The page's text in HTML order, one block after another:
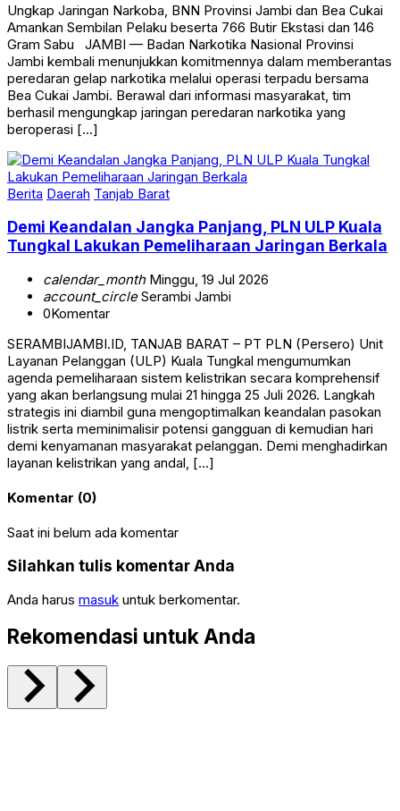
Ungkap Jaringan Narkoba, BNN Provinsi Jambi dan Bea Cukai
Amankan Sembilan Pelaku beserta 766 Butir Ekstasi dan 146
Gram Sabu JAMBI — Badan Narkotika Nasional Provinsi
Jambi kembali menunjukkan komitmennya dalam memberantas
peredaran gelap narkotika melalui operasi terpadu bersama
Bea Cukai Jambi. Berawal dari informasi masyarakat, tim
berhasil mengungkap jaringan peredaran narkotika yang
beroperasi […]
Berita Daerah Tanjab Barat
Demi Keandalan Jangka Panjang, PLN ULP Kuala
Tungkal Lakukan Pemeliharaan Jaringan Berkala
calendar_monthMinggu, 19 Jul 2026
account_circleSerambi Jambi
0Komentar
SERAMBIJAMBI.ID, TANJAB BARAT – PT PLN (Persero) Unit
Layanan Pelanggan (ULP) Kuala Tungkal mengumumkan
agenda pemeliharaan sistem kelistrikan secara komprehensif
yang akan berlangsung mulai 21 hingga 25 Juli 2026. Langkah
strategis ini diambil guna mengoptimalkan keandalan pasokan
listrik serta meminimalisir potensi gangguan di kemudian hari
demi kenyamanan masyarakat pelanggan. Demi menghadirkan
layanan kelistrikan yang andal, […]
Komentar (0)
Saat ini belum ada komentar
Silahkan tulis komentar Anda
Anda harus masuk untuk berkomentar.
Rekomendasi untuk Anda